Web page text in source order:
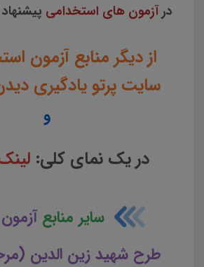
درآزمون های استخدامی
از دیگر منابع آزمون
سایت پرتو یادگیری
و
در یک نمای کلی:
سایر منابع
طرح شهید زین الدین